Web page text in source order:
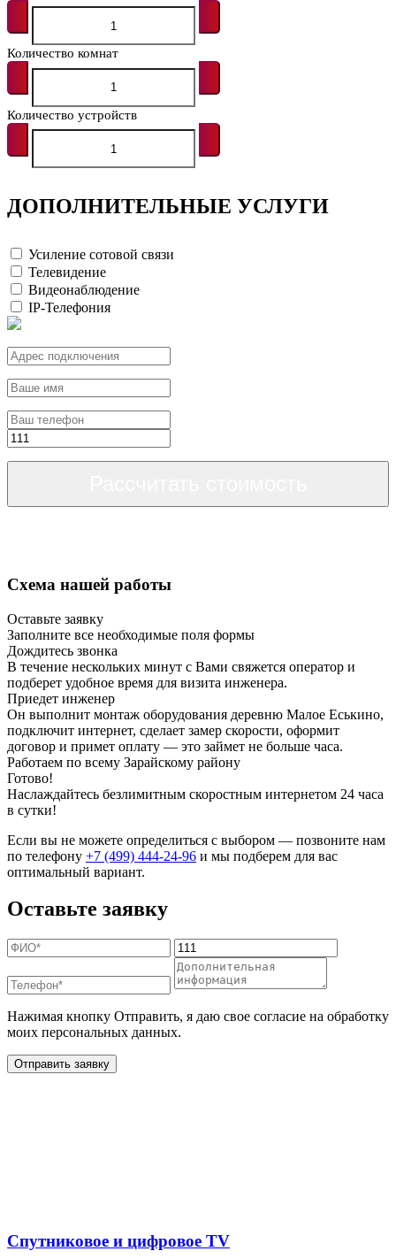
Количество комнат
Количество устройств
ДОПОЛНИТЕЛЬНЫЕ УСЛУГИ
Усиление сотовой связи
Телевидение
Видеонаблюдение
IP-Телефония
Схема нашей работы
Оставьте заявку
Заполните все необходимые поля формы
Дождитесь звонка
В течение нескольких минут с Вами свяжется оператор и
подберет удобное время для визита инженера.
Приедет инженер
Он выполнит монтаж оборудования деревню Малое Еськино,
подключит интернет, сделает замер скорости, оформит
договор и примет оплату — это займет не больше часа.
Работаем по всему Зарайскому району
Готово!
Наслаждайтесь безлимитным скоростным интернетом 24 часа
в сутки!
Если вы не можете определиться с выбором — позвоните нам
по телефону +7 (499) 444-24-96 и мы подберем для вас
оптимальный вариант.
Оставьте заявку
Нажимая кнопку Отправить, я даю свое согласие на обработку
моих персональных данных.
Отправить заявку
Спутниковое и цифровое TV